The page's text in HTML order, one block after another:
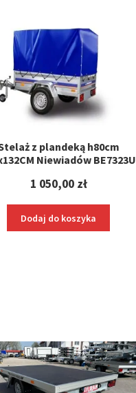
z plandeką h80cm
Niewiadów BE7323U
1 050,00 zł
Dodaj do koszyka